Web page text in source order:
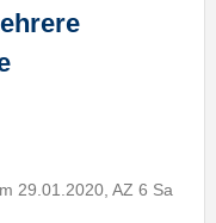
29.01.2020, AZ 6 Sa